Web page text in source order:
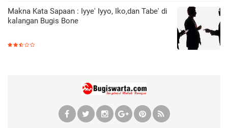
Makna Kata Sapaan : Iyye' Iyyo, Iko,dan Tabe' di
kalangan Bugis Bone